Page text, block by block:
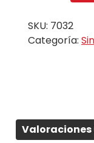
SENCILLO
SAMSUNG
SKU: 7032
Categoría:
Valoraciones